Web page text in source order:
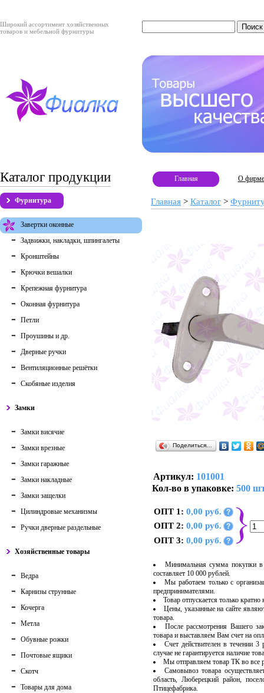
Широкий ассортимент хозяйственных
товаров и мебельной фурнитуры
Каталог продукции
Фурнитура
Завертки оконные
Задвижки, накладки, шпингалеты
Кронштейны
Крючки вешалки
Крепежная фурнитура
Оконная фурнитура
Петли
Проушины и др.
Дверные ручки
Вентиляционные решётки
Скобяные изделия
Замки
Замки висячие
Замки врезные
Замки гаражные
Замки накладные
Замки защелки
Цилиндровые механизмы
Ручки дверные раздельные
Хозяйственные товары
Ведра
Карнизы струнные
Кочерга
Метла
Обувные рожки
Почтовые ящики
Скотч
Товары для дома
Главная О фирме
Главная > Каталог >
Поделиться…
Артикул: 101001
Кол-во в упаковке: 500
ОПТ 1: 0,00 руб. ?
ОПТ 2: 0,00 руб. ?
ОПТ 3: 0,00 руб. ?
Минимальная сумма покупки в
составляет 10 000 рублей.
Мы работаем только с
предпринимателями.
Товар отпускается только
Цены, указанные на сайте
товара.
После рассмотрения Вашего
товара и выставляем Вам счет на
Счет действителен в течении
случае не гарантируется наличие
Мы отправляем товар ТК во
Самовывоз товара
область, Люберецкий район,
Птицефабрика.